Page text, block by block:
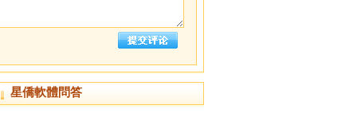
星僑軟體問答